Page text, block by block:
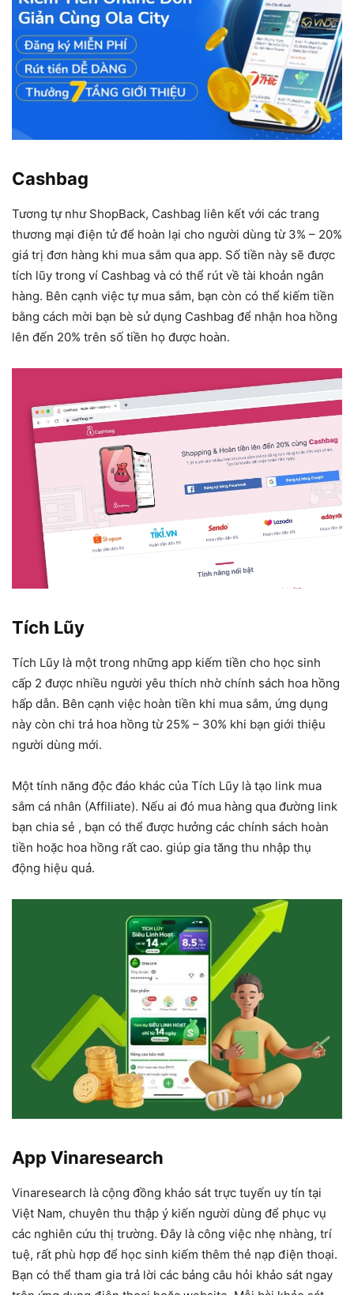
Cashbag
Tương tự như ShopBack, Cashbag liên kết với các trang
thương mại điện tử để hoàn lại cho người dùng từ 3% – 20%
giá trị đơn hàng khi mua sắm qua app. Số tiền này sẽ được
tích lũy trong ví Cashbag và có thể rút về tài khoản ngân
hàng. Bên cạnh việc tự mua sắm, bạn còn có thể kiếm tiền
bằng cách mời bạn bè sử dụng Cashbag để nhận hoa hồng
lên đến 20% trên số tiền họ được hoàn.
Tích Lũy
Tích Lũy là một trong những app kiếm tiền cho học sinh
cấp 2 được nhiều người yêu thích nhờ chính sách hoa hồng
hấp dẫn. Bên cạnh việc hoàn tiền khi mua sắm, ứng dụng
này còn chi trả hoa hồng từ 25% – 30% khi bạn giới thiệu
người dùng mới.
Một tính năng độc đáo khác của Tích Lũy là tạo link mua
sắm cá nhân (Affiliate). Nếu ai đó mua hàng qua đường link
bạn chia sẻ , bạn có thể được hưởng các chính sách hoàn
tiền hoặc hoa hồng rất cao. giúp gia tăng thu nhập thụ
động hiệu quả.
App Vinaresearch
Vinaresearch là cộng đồng khảo sát trực tuyến uy tín tại
Việt Nam, chuyên thu thập ý kiến người dùng để phục vụ
các nghiên cứu thị trường. Đây là công việc nhẹ nhàng, trí
tuệ, rất phù hợp để học sinh kiếm thêm thẻ nạp điện thoại.
Bạn có thể tham gia trả lời các bảng câu hỏi khảo sát ngay